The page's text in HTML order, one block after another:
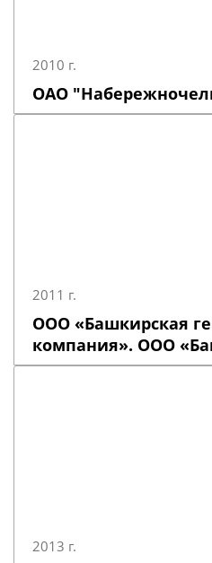
2010 г.
ОАО
2011 г.
ООО «Башкирская
компания». ООО
2013 г.